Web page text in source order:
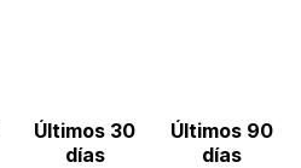
Últimos 30
días
Últimos 90
días